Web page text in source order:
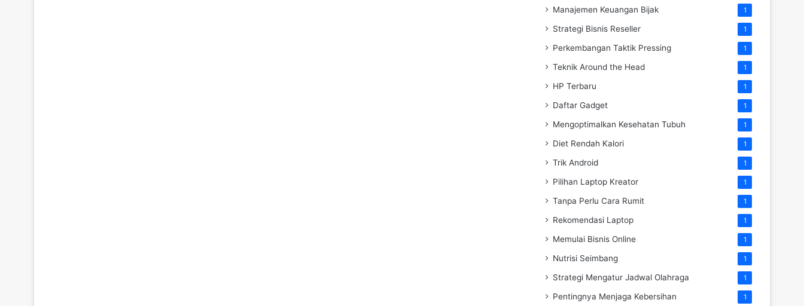
Manajemen Keuangan Bijak 1
Strategi Bisnis Reseller 1
Perkembangan Taktik Pressing 1
Teknik Around the Head 1
HP Terbaru 1
Daftar Gadget 1
Mengoptimalkan Kesehatan Tubuh 1
Diet Rendah Kalori 1
Trik Android 1
Pilihan Laptop Kreator 1
Tanpa Perlu Cara Rumit 1
Rekomendasi Laptop 1
Memulai Bisnis Online 1
Nutrisi Seimbang 1
Strategi Mengatur Jadwal Olahraga 1
Pentingnya Menjaga Kebersihan 1